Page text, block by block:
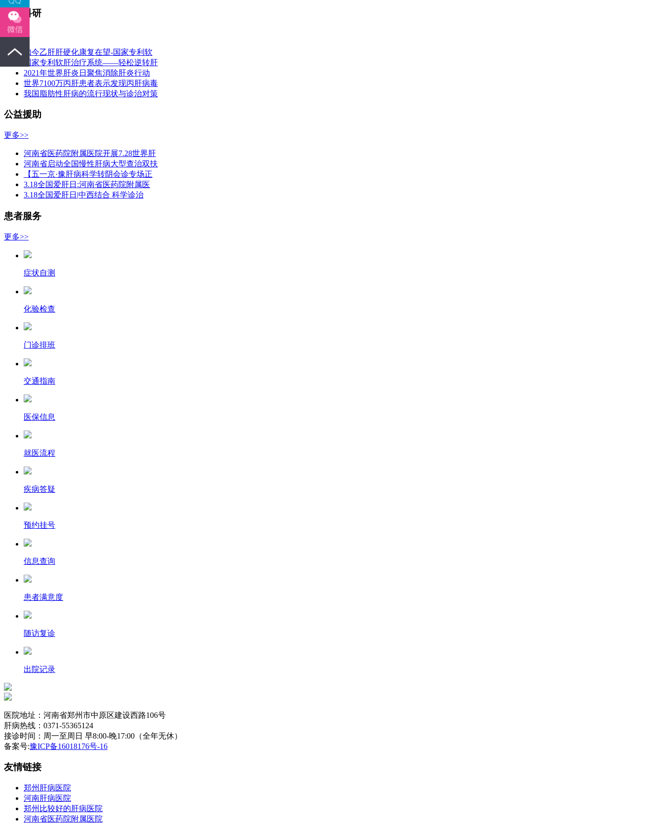
临床科研
更多>>
如今乙肝肝硬化康复在望-国家专利软
国家专利软肝治疗系统——轻松逆转肝
2021年世界肝炎日聚焦消除肝炎行动
世界7100万丙肝患者表示发现丙肝病毒
我国脂肪性肝病的流行现状与诊治对策
公益援助
更多>>
河南省医药院附属医院开展7.28世界肝
河南省启动全国慢性肝病大型查治双扶
【五一京·豫肝病科学转阴会诊专场正
3.18全国爱肝日:河南省医药院附属医
3.18全国爱肝日|中西结合 科学诊治
患者服务
更多>>
症状自测
化验检查
门诊排班
交通指南
医保信息
就医流程
疾病答疑
预约挂号
信息查询
患者满意度
随访复诊
出院记录
医院地址：河南省郑州市中原区建设西路106号
肝病热线：0371-55365124
接诊时间：周一至周日 早8:00-晚17:00（全年无休）
备案号:豫ICP备16018176号-16
友情链接
郑州肝病医院
河南肝病医院
郑州比较好的肝病医院
河南省医药院附属医院